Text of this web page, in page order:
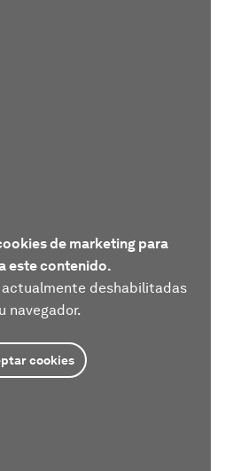
de marketing para
este contenido.
deshabilitadas
navegador.
cookies